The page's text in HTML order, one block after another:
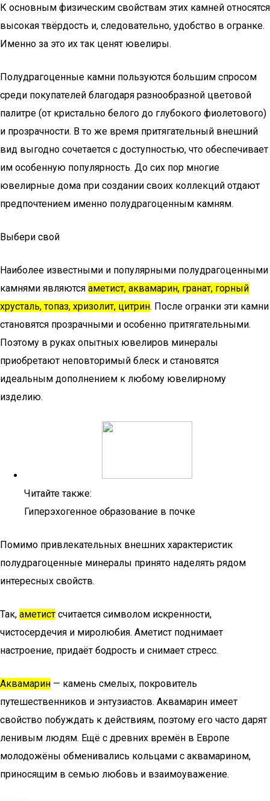
К основным физическим свойствам этих камней относятся
высокая твёрдость и, следовательно, удобство в огранке.
Именно за это их так ценят ювелиры.
Полудрагоценные камни пользуются большим спросом
среди покупателей благодаря разнообразной цветовой
палитре (от кристально белого до глубокого фиолетового)
и прозрачности. В то же время притягательный внешний
вид выгодно сочетается с доступностью, что обеспечивает
им особенную популярность. До сих пор многие
ювелирные дома при создании своих коллекций отдают
предпочтением именно полудрагоценным камням.
Выбери свой
Наиболее известными и популярными полудрагоценными
камнями являются аметист, аквамарин, гранат, горный
хрусталь, топаз, хризолит, цитрин. После огранки эти камни
становятся прозрачными и особенно притягательными.
Поэтому в руках опытных ювелиров минералы
приобретают неповторимый блеск и становятся
идеальным дополнением к любому ювелирному
изделию.
Читайте также:
Гиперэхогенное образование в почке
Помимо привлекательных внешних характеристик
полудрагоценные минералы принято наделять рядом
интересных свойств.
Так, аметист считается символом искренности,
чистосердечия и миролюбия. Аметист поднимает
настроение, придаёт бодрость и снимает стресс.
Аквамарин — камень смелых, покровитель
путешественников и энтузиастов. Аквамарин имеет
свойство побуждать к действиям, поэтому его часто дарят
ленивым людям. Ещё с древних времён в Европе
молодожёны обменивались кольцами с аквамарином,
приносящим в семью любовь и взаимоуважение.